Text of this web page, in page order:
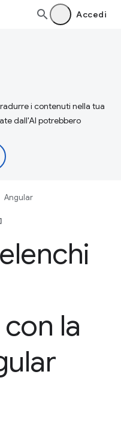
Accedi
i contenuti nella tua
dall'AI potrebbero
Angular
la